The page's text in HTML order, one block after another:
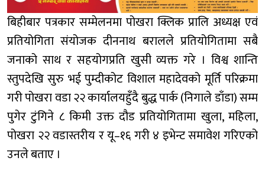
बिहीबार पत्रकार सम्मेलनमा पोखरा क्लिक प्रालि अध्यक्ष एवं
प्रतियोगिता संयोजक दीननाथ बरालले प्रतियोगितामा सबै
जनाको साथ र सहयोगप्रति खुसी व्यक्त गरे । विश्व शान्ति
स्तुपदेखि सुरु भई पुम्दीकोट विशाल महादेवको मूर्ति परिक्रमा
गरी पोखरा वडा २२ कार्यालयहुँदै बुद्ध पार्क (निगाले डाँडा) सम्म
पुगेर टुंगिने ८ किमी उक्त दौड प्रतियोगितामा खुला, महिला,
पोखरा २२ वडास्तरीय र यू–१६ गरी ४ इभेन्ट समावेश गरिएको
उनले बताए ।